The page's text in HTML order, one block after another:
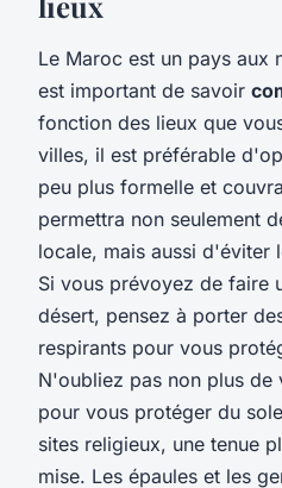
Le Maroc est un pays aux
est important de savoir
fonction des lieux que
villes, il est préférable
peu plus formelle et
permettra non seulement
locale, mais aussi d'éviter
Si vous prévoyez de faire
désert, pensez à porter
respirants pour vous
N'oubliez pas non plus de
pour vous protéger du
sites religieux, une tenue
mise. Les épaules et les